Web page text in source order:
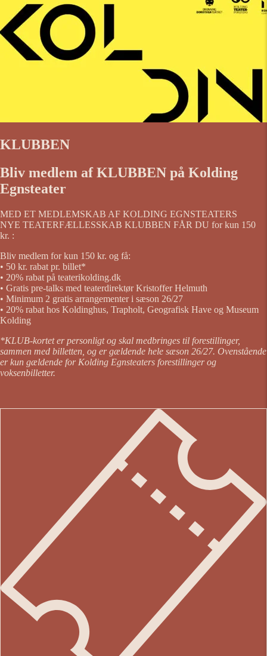
KLUBBEN
Bliv medlem af KLUBBEN på Kolding
Egnsteater
MED ET MEDLEMSKAB AF KOLDING EGNSTEATERS
NYE TEATERFÆLLESSKAB KLUBBEN FÅR DU for kun 150
kr. :
Bliv medlem for kun 150 kr. og få:
• 50 kr. rabat pr. billet*
• 20% rabat på teaterikolding.dk
• Gratis pre-talks med teaterdirektør Kristoffer Helmuth
• Minimum 2 gratis arrangementer i sæson 26/27
• 20% rabat hos Koldinghus, Trapholt, Geografisk Have og Museum
Kolding
*KLUB-kortet er personligt og skal medbringes til forestillinger,
sammen med billetten, og er gældende hele sæson 26/27. Ovenstående
er kun gældende for Kolding Egnsteaters forestillinger og
voksenbilletter.